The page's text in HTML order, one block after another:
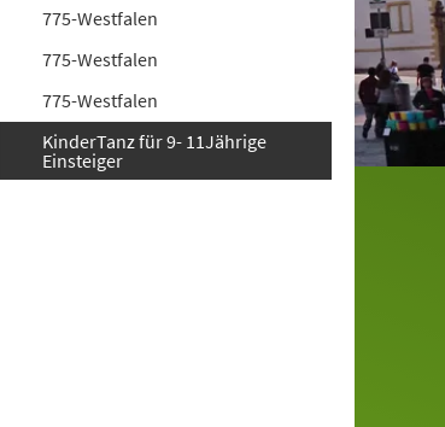
775-Westfalen
775-Westfalen
775-Westfalen
KinderTanz für 9- 11Jährige
Einsteiger